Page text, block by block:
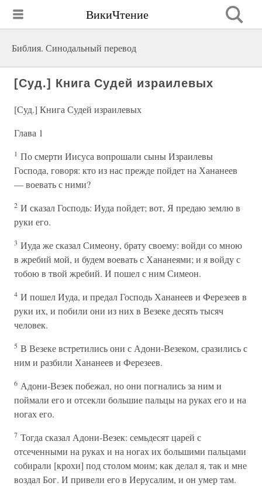
ВикиЧтение
Библия. Синодальный перевод
[Суд.] Книга Судей израилевых
[Суд.] Книга Судей израилевых
Глава 1
1 По смерти Иисуса вопрошали сыны Израилевы
Господа, говоря: кто из нас прежде пойдет на Хананеев
— воевать с ними?
2 И сказал Господь: Иуда пойдет; вот, Я предаю землю в
руки его.
3 Иуда же сказал Симеону, брату своему: войди со мною
в жребий мой, и будем воевать с Хананеями; и я войду с
тобою в твой жребий. И пошел с ним Симеон.
4 И пошел Иуда, и предал Господь Хананеев и Ферезеев в
руки их, и побили они из них в Везеке десять тысяч
человек.
5 В Везеке встретились они с Адони-Везеком, сразились с
ним и разбили Хананеев и Ферезеев.
6 Адони-Везек побежал, но они погнались за ним и
поймали его и отсекли большие пальцы на руках его и на
ногах его.
7 Тогда сказал Адони-Везек: семьдесят царей с
отсеченными на руках и на ногах их большими пальцами
собирали [крохи] под столом моим; как делал я, так и мне
воздал Бог. И привели его в Иерусалим, и он умер там.